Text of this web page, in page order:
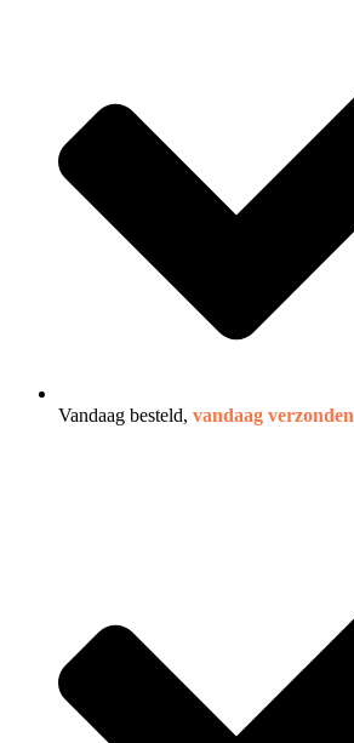
Vandaag besteld, vandaag verzonden